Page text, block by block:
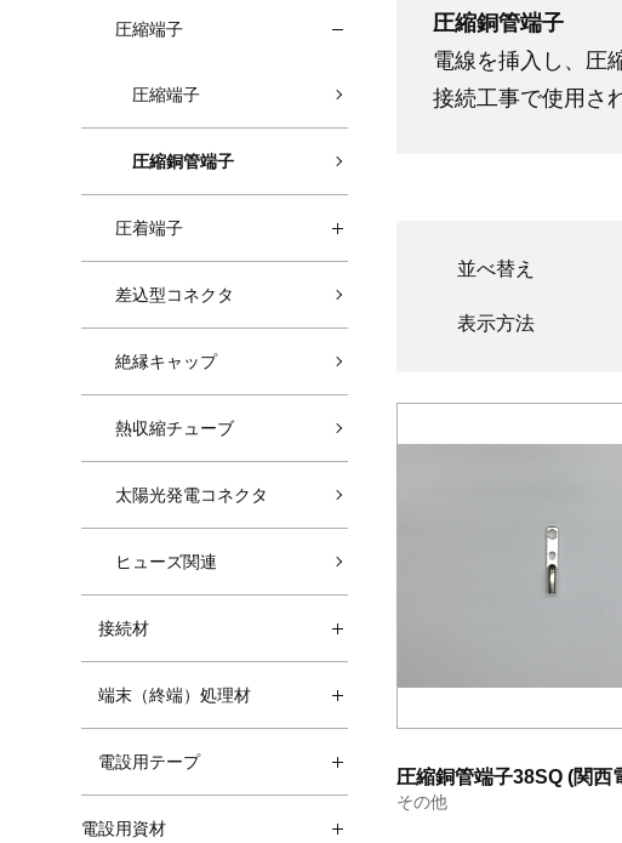
圧縮銅管端子
電線を挿入し、圧
接続工事で使用さ
並べ替え
表示方法
圧縮銅管端子38SQ (関西
その他
圧縮端子
圧縮端子
圧縮銅管端子
圧着端子
差込型コネクタ
絶縁キャップ
熱収縮チューブ
太陽光発電コネクタ
ヒューズ関連
接続材
端末（終端）処理材
電設用テープ
電設用資材